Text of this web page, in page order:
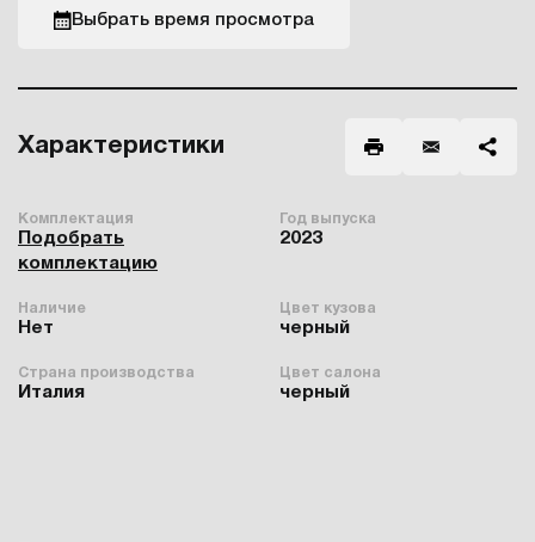
Выбрать время просмотра
Характеристики
Комплектация
Подобрать
комплектацию
Год выпуска
2023
Наличие
Нет
Цвет кузова
черный
Страна производства
Италия
Цвет салона
черный